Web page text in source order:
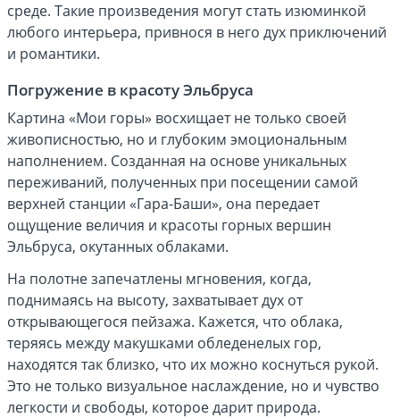
среде. Такие произведения могут стать изюминкой
любого интерьера, привнося в него дух приключений
и романтики.
Погружение в красоту Эльбруса
Картина «Мои горы» восхищает не только своей
живописностью, но и глубоким эмоциональным
наполнением. Созданная на основе уникальных
переживаний, полученных при посещении самой
верхней станции «Гара-Баши», она передает
ощущение величия и красоты горных вершин
Эльбруса, окутанных облаками.
На полотне запечатлены мгновения, когда,
поднимаясь на высоту, захватывает дух от
открывающегося пейзажа. Кажется, что облака,
теряясь между макушками обледенелых гор,
находятся так близко, что их можно коснуться рукой.
Это не только визуальное наслаждение, но и чувство
легкости и свободы, которое дарит природа.